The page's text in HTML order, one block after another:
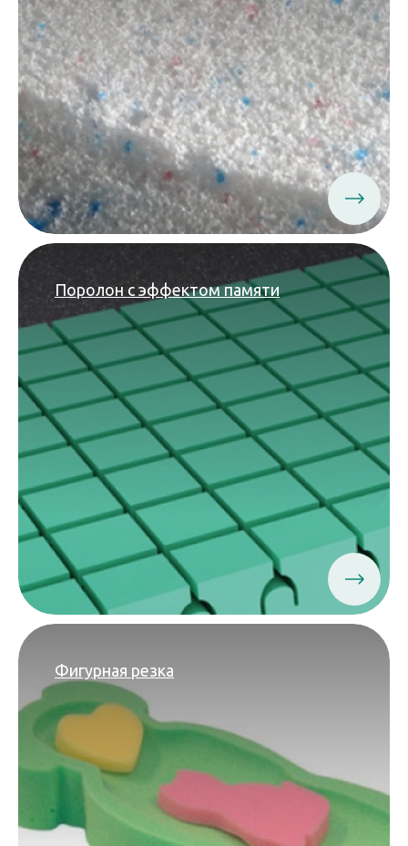
Поролон с эффектом памяти
Фигурная резка